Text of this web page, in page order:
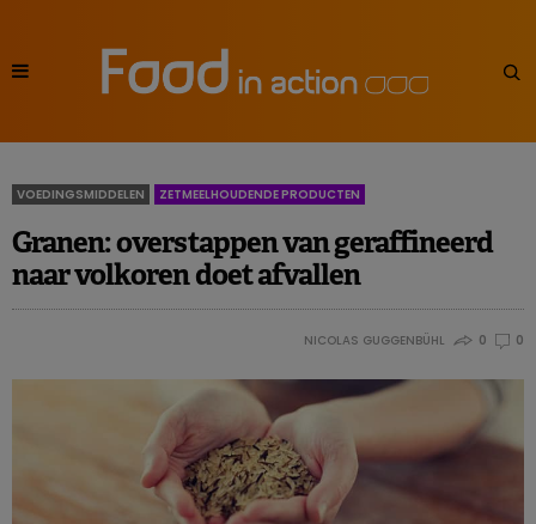
VOEDINGSMIDDELEN ZETMEELHOUDENDE PRODUCTEN
Granen: overstappen van geraffineerd
naar volkoren doet afvallen
NICOLAS GUGGENBÜHL 0 0